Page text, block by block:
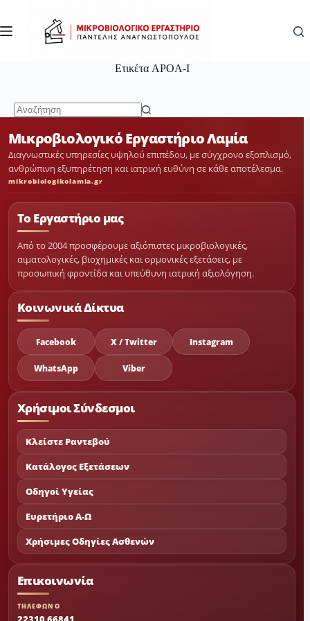
περιεχόμενο
ΕτικέταAPOA-I
results
Μικροβιολογικό Εργαστήριο Λαμία
Διαγνωστικές υπηρεσίες υψηλού επιπέδου, με σύγχρονο εξοπλισμό,
ανθρώπινη εξυπηρέτηση και ιατρική ευθύνη σε κάθε αποτέλεσμα.
mikrobiologikolamia.gr
Το Εργαστήριο μας
Από το 2004 προσφέρουμε αξιόπιστες μικροβιολογικές,
αιματολογικές, βιοχημικές και ορμονικές εξετάσεις, με
προσωπική φροντίδα και υπεύθυνη ιατρική αξιολόγηση.
Κοινωνικά Δίκτυα
Facebook X / Twitter Instagram
WhatsApp Viber
Χρήσιμοι Σύνδεσμοι
Κλείστε Ραντεβού
Κατάλογος Εξετάσεων
Οδηγοί Υγείας
Ευρετήριο Α-Ω
Χρήσιμες Οδηγίες Ασθενών
Επικοινωνία
ΤΗΛΕΦΩΝΟ